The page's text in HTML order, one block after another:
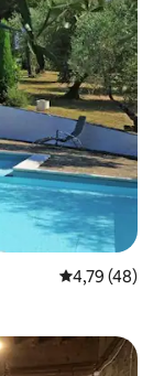
Évaluation
4,79 (48)